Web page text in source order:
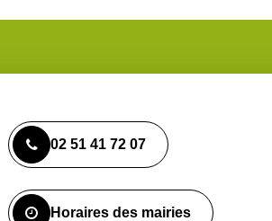
02 51 41 72 07
Horaires des mairies